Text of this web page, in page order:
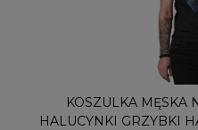
KOSZULKA MĘSKA
HALUCYNKI GRZYBKI